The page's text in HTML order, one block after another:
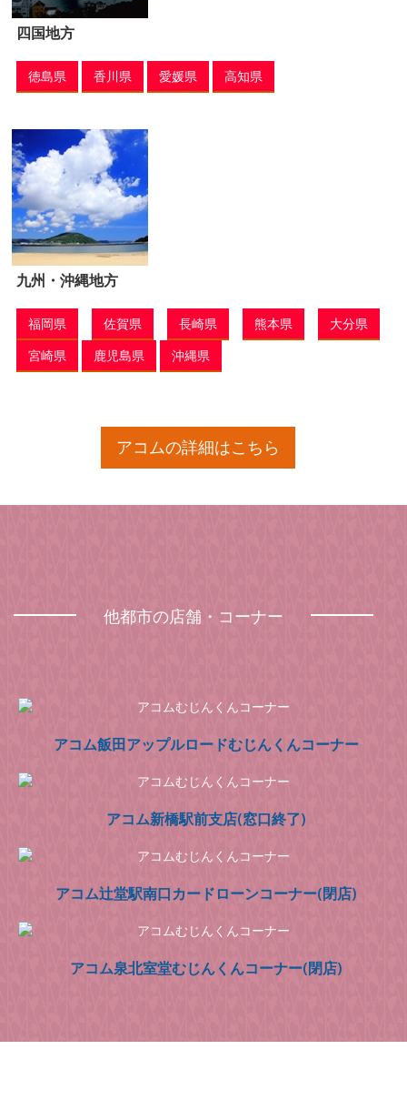
四国地方
徳島県 香川県 愛媛県 高知県
九州・沖縄地方
福岡県 佐賀県 長崎県 熊本県
大分県
宮崎県
鹿児島県 沖縄県
アコムの詳細はこちら
他都市の店舗・コーナー
アコム飯田アップルロードむじんくんコーナー
アコム新橋駅前支店(窓口終了)
アコム辻堂駅南口カードローンコーナー(閉店)
アコム泉北室堂むじんくんコーナー(閉店)